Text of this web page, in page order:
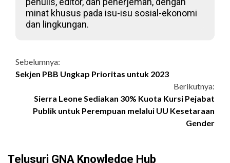
minat khusus pada isu-isu sosial-ekonomi
dan lingkungan.
Continue
Sebelumnya:
Sekjen PBB Ungkap Prioritas untuk 2023
Berikutnya:
Sierra Leone Sediakan 30% Kuota Kursi Pejabat
Publik untuk Perempuan melalui UU Kesetaraan
Gender
Telusuri GNA Knowledge Hub